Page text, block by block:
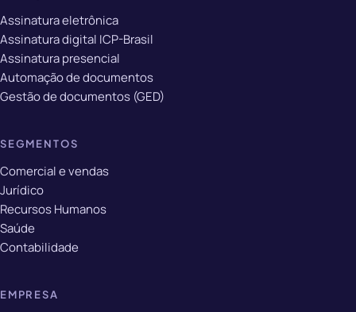
Assinatura eletrônica
Assinatura digital ICP-Brasil
Assinatura presencial
Automação de documentos
Gestão de documentos (GED)
SEGMENTOS
Comercial e vendas
Jurídico
Recursos Humanos
Saúde
Contabilidade
EMPRESA